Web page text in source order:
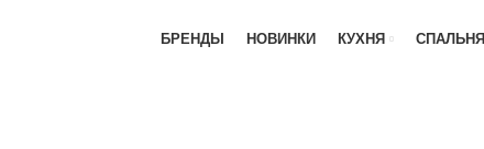
БРЕНДЫ НОВИНКИ КУХНЯ СПАЛЬНЯ